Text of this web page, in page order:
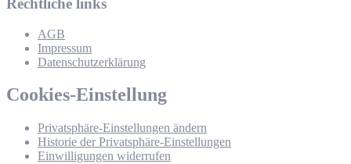
Rechtliche links
AGB
Impressum
Datenschutzerklärung
Cookies-Einstellung
Privatsphäre-Einstellungen ändern
Historie der Privatsphäre-Einstellungen
Einwilligungen widerrufen